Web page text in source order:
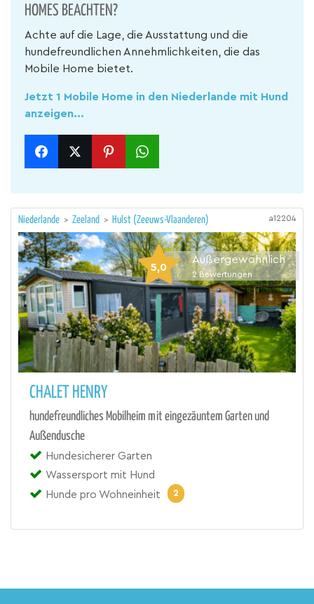
HOMES BEACHTEN?
Achte auf die Lage, die Ausstattung und die
hundefreundlichen Annehmlichkeiten, die das
Mobile Home bietet.
Jetzt 1 Mobile Home in den Niederlande mit Hund
anzeigen...
Niederlande > Zeeland > Hulst (Zeeuws-Vlaanderen) a12204
5,0
Außergewöhnlich
2 Bewertungen
CHALET HENRY
hundefreundliches Mobilheim mit eingezäuntem Garten und
Außendusche
Hundesicherer Garten
Wassersport mit Hund
Hunde pro Wohneinheit
2